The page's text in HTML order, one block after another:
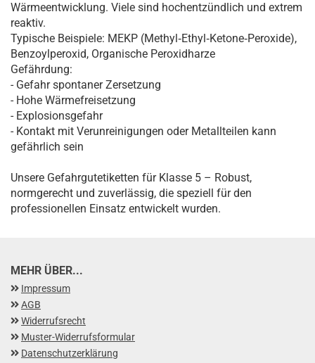
Wärmeentwicklung. Viele sind hochentzündlich und extrem
reaktiv.
Typische Beispiele: MEKP (Methyl‑Ethyl‑Ketone‑Peroxide),
Benzoylperoxid, Organische Peroxidharze
Gefährdung:
- Gefahr spontaner Zersetzung
- Hohe Wärmefreisetzung
- Explosionsgefahr
- Kontakt mit Verunreinigungen oder Metallteilen kann
gefährlich sein
Unsere Gefahrgutetiketten für Klasse 5 – Robust,
normgerecht und zuverlässig, die speziell für den
professionellen Einsatz entwickelt wurden.
MEHR ÜBER...
Impressum
AGB
Widerrufsrecht
Muster-Widerrufsformular
Datenschutzerklärung